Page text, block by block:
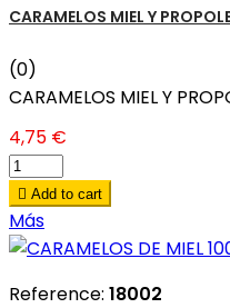
CARAMELOS MIEL Y
(0)
CARAMELOS MIEL Y
4,75 €
 Add to cart
Más
Reference: 18002